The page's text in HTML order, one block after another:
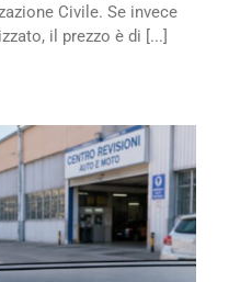
Civile. Se invece
il prezzo è di [...]